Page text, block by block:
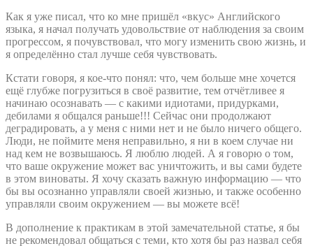
Как я уже писал, что ко мне пришёл «вкус» Английского
языка, я начал получать удовольствие от наблюдения за своим
прогрессом, я почувствовал, что могу изменить свою жизнь, и
я определённо стал лучше себя чувствовать.
Кстати говоря, я кое-что понял: что, чем больше мне хочется
ещё глубже погрузиться в своё развитие, тем отчётливее я
начинаю осознавать — с какими идиотами, придурками,
дебилами я общался раньше!!! Сейчас они продолжают
деградировать, а у меня с ними нет и не было ничего общего.
Люди, не поймите меня неправильно, я ни в коем случае ни
над кем не возвышаюсь. Я люблю людей. А я говорю о том,
что ваше окружение может вас уничтожить, и вы сами будете
в этом виноваты. Я хочу сказать важную информацию — что
бы вы осознанно управляли своей жизнью, и также особенно
управляли своим окружением — вы можете всё!
В дополнение к практикам в этой замечательной статье, я бы
не рекомендовал общаться с теми, кто хотя бы раз назвал себя